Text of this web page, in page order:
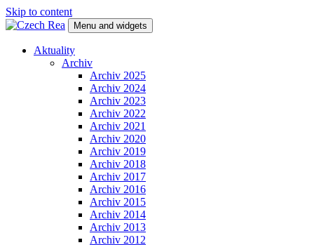
Skip to content
Czech Rea
Chovatelská stanice bernských salašnických psů
Menu and widgets
Aktuality
Archiv
Archiv 2025
Archiv 2024
Archiv 2023
Archiv 2022
Archiv 2021
Archiv 2020
Archiv 2019
Archiv 2018
Archiv 2017
Archiv 2016
Archiv 2015
Archiv 2014
Archiv 2013
Archiv 2012